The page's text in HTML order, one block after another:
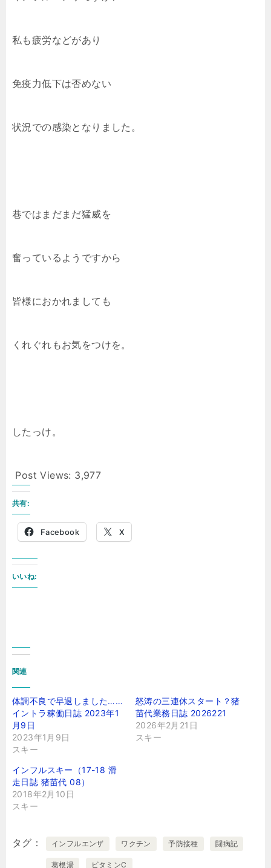
私も疲労などがあり
免疫力低下は否めない
状況での感染となりました。
巷ではまだまだ猛威を
奮っているようですから
皆様におかれましても
くれぐれもお気をつけを。
したっけ。
Post Views: 3,977
共有:
Facebook X
いいね:
関連
体調不良で早退しました……
イントラ稼働日誌 2023年1
月9日
2023年1月9日
スキー
怒涛の三連休スタート？猪
苗代業務日誌 2026221
2026年2月21日
スキー
インフルスキー（17-18 滑
走日誌 猪苗代 08）
2018年2月10日
スキー
タグ インフルエンザ ワクチン 予防接種 闘病記
葛根湯 ビタミンC